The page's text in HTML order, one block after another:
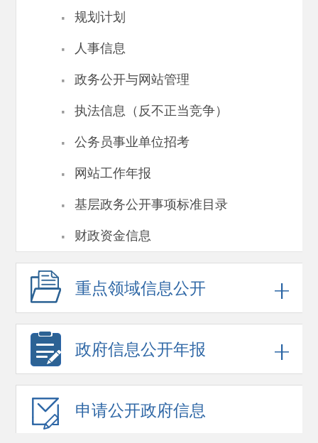
· 规划计划
· 人事信息
· 政务公开与网站管理
· 执法信息（反不正当竞争）
· 公务员事业单位招考
· 网站工作年报
· 基层政务公开事项标准目录
· 财政资金信息
重点领域信息公开
政府信息公开年报
申请公开政府信息